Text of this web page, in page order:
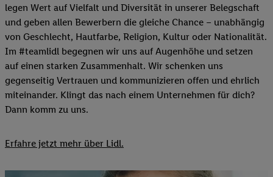
legen Wert auf Vielfalt und Diversität in unserer Belegschaft
und geben allen Bewerbern die gleiche Chance – unabhängig
von Geschlecht, Hautfarbe, Religion, Kultur oder Nationalität.
Im #teamlidl begegnen wir uns auf Augenhöhe und setzen
auf einen starken Zusammenhalt. Wir schenken uns
gegenseitig Vertrauen und kommunizieren offen und ehrlich
miteinander. Klingt das nach einem Unternehmen für dich?
Dann komm zu uns.​
Erfahre jetzt mehr über Lidl.